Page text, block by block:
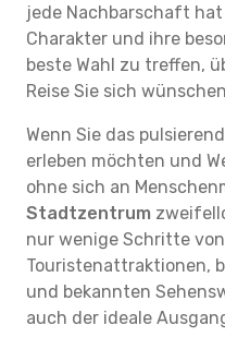
jede Nachbarschaft
Charakter und ihre
beste Wahl zu treffen,
Reise Sie sich
Wenn Sie das
erleben möchten und
ohne sich an
Stadtzentrum
nur wenige Schritte
Touristenattraktionen,
und bekannten
auch der ideale